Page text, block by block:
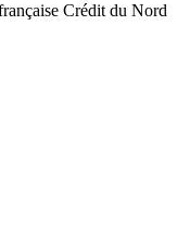
Crédit du Nord